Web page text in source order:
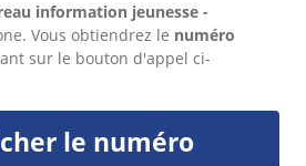
information jeunesse -
Vous obtiendrez le numéro
sur le bouton d'appel ci-
le numéro